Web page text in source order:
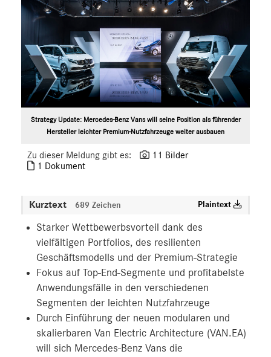
Strategy Update: Mercedes-Benz Vans will seine Position als führender
Hersteller leichter Premium-Nutzfahrzeuge weiter ausbauen
Zu dieser Meldung gibt es:
11 Bilder
1 Dokument
Kurztext 689 Zeichen Plaintext
Starker Wettbewerbsvorteil dank des
vielfältigen Portfolios, des resilienten
Geschäftsmodells und der Premium-Strategie
Fokus auf Top-End-Segmente und profitabelste
Anwendungsfälle in den verschiedenen
Segmenten der leichten Nutzfahrzeuge
Durch Einführung der neuen modularen und
skalierbaren Van Electric Architecture (VAN.EA)
will sich Mercedes-Benz Vans die